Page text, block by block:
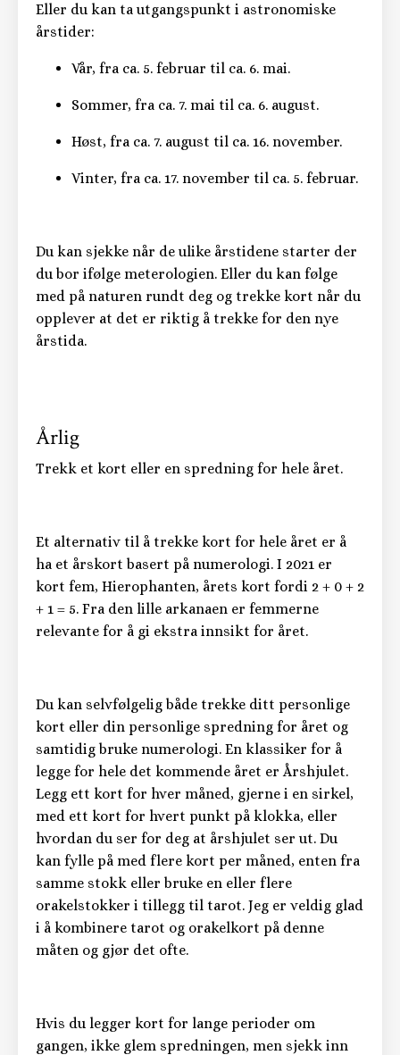
Eller du kan ta utgangspunkt i astronomiske
årstider:
Vår, fra ca. 5. februar til ca. 6. mai.
Sommer, fra ca. 7. mai til ca. 6. august.
Høst, fra ca. 7. august til ca. 16. november.
Vinter, fra ca. 17. november til ca. 5. februar.
Du kan sjekke når de ulike årstidene starter der
du bor ifølge meterologien. Eller du kan følge
med på naturen rundt deg og trekke kort når du
opplever at det er riktig å trekke for den nye
årstida.
Årlig
Trekk et kort eller en spredning for hele året.
Et alternativ til å trekke kort for hele året er å
ha et årskort basert på numerologi. I 2021 er
kort fem, Hierophanten, årets kort fordi 2 + 0 + 2
+ 1 = 5. Fra den lille arkanaen er femmerne
relevante for å gi ekstra innsikt for året.
Du kan selvfølgelig både trekke ditt personlige
kort eller din personlige spredning for året og
samtidig bruke numerologi. En klassiker for å
legge for hele det kommende året er Årshjulet.
Legg ett kort for hver måned, gjerne i en sirkel,
med ett kort for hvert punkt på klokka, eller
hvordan du ser for deg at årshjulet ser ut. Du
kan fylle på med flere kort per måned, enten fra
samme stokk eller bruke en eller flere
orakelstokker i tillegg til tarot. Jeg er veldig glad
i å kombinere tarot og orakelkort på denne
måten og gjør det ofte.
Hvis du legger kort for lange perioder om
gangen, ikke glem spredningen, men sjekk inn